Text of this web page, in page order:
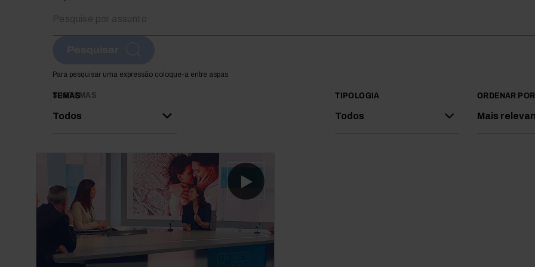
Para pesquisar uma expressão coloque-a entre aspas
TEMAS
Todos
SUBTEMAS TIPOLOGIA
Todos
ORDENAR POR
Mais